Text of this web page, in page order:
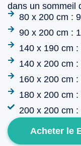
dans un sommeil
80 x 200 cm :
90 x 200 cm :
140 x 190 cm
140 x 200 cm
160 x 200 cm
180 x 200 cm
200 x 200 cm
Acheter le